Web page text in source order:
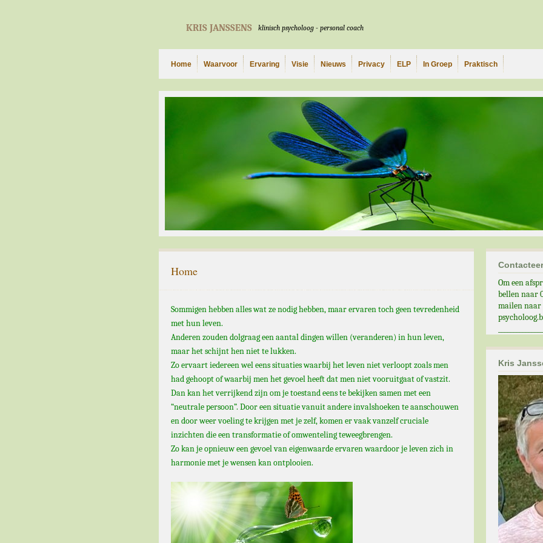
KRIS JANSSENS klinisch psycholoog - personal coach
Home Waarvoor Ervaring Visie Nieuws Privacy ELP In Groep Praktisch
Home
Sommigen hebben alles wat ze nodig hebben, maar ervaren toch geen tevredenheid
met hun leven.
Anderen zouden dolgraag een aantal dingen willen (veranderen) in hun leven,
maar het schijnt hen niet te lukken.
Zo ervaart iedereen wel eens situaties waarbij het leven niet verloopt zoals men
had gehoopt of waarbij men het gevoel heeft dat men niet vooruitgaat of vastzit.
Dan kan het verrijkend zijn om je toestand eens te bekijken samen met een
“neutrale persoon”. Door een situatie vanuit andere invalshoeken te aanschouwen
en door weer voeling te krijgen met je zelf, komen er vaak vanzelf cruciale
inzichten die een transformatie of omwenteling teweegbrengen.
Zo kan je opnieuw een gevoel van eigenwaarde ervaren waardoor je leven zich in
harmonie met je wensen kan ontplooien.
Om een
bellen naar
mailen naar
Kris